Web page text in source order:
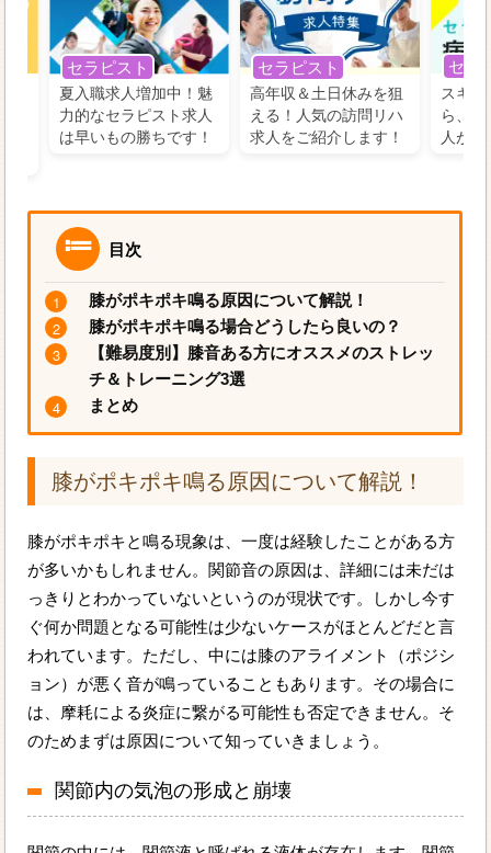
セラピスト
夏入職求人増加中！魅
力的なセラピスト求人
は早いもの勝ちです！
セラピスト
高年収＆土日休みを狙
える！人気の訪問リハ
求人をご紹介します！
セラ
スキ
ら、
人が
目次
膝がポキポキ鳴る原因について解説！
膝がポキポキ鳴る場合どうしたら良いの？
【難易度別】膝音ある方にオススメのストレッ
チ＆トレーニング3選
まとめ
膝がポキポキ鳴る原因について解説！
膝がポキポキと鳴る現象は、一度は経験したことがある方
が多いかもしれません。関節音の原因は、詳細には未だは
っきりとわかっていないというのが現状です。しかし今す
ぐ何か問題となる可能性は少ないケースがほとんどだと言
われています。ただし、中には膝のアライメント（ポジシ
ョン）が悪く音が鳴っていることもあります。その場合に
は、摩耗による炎症に繋がる可能性も否定できません。そ
のためまずは原因について知っていきましょう。
関節内の気泡の形成と崩壊